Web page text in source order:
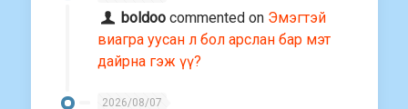
boldoo commented on Эмэгтэй
виагра уусан л бол арслан бар мэт
дайрна гэж үү?
2026/08/07